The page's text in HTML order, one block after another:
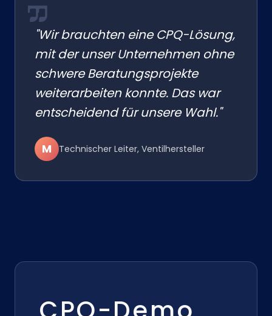
"Wir brauchten eine CPQ-Lösung,
mit der unser Unternehmen ohne
schwere Beratungsprojekte
weiterarbeiten konnte. Das war
entscheidend für unsere Wahl."
M Technischer Leiter, Ventilhersteller